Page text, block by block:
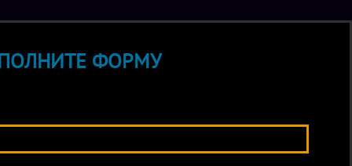
ФОРМУ